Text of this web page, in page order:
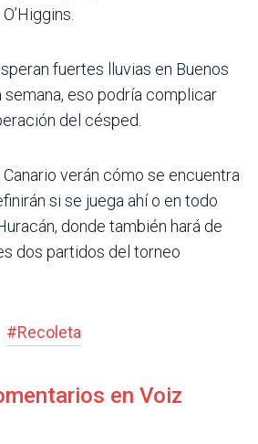
fuertes lluvias en Bue­nos
semana, eso podría compli­car
del césped.
verán cómo se encuentra
si se juega ahí o en todo
donde también hará de
dos partidos del torneo
#Recoleta
en Voiz